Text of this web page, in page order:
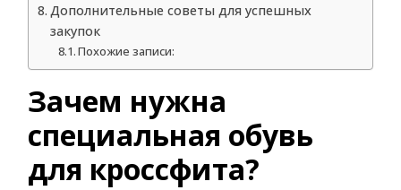
Дополнительные советы для успешных
закупок
Похожие записи:
Зачем нужна
специальная обувь
для кроссфита?